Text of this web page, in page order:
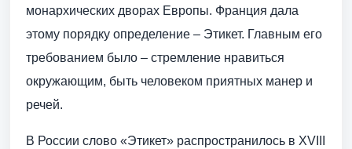
монархических дворах Европы. Франция дала
этому порядку определение – Этикет. Главным его
требованием было – стремление нравиться
окружающим, быть человеком приятных манер и
речей.
В России слово «Этикет» распространилось в XVIII